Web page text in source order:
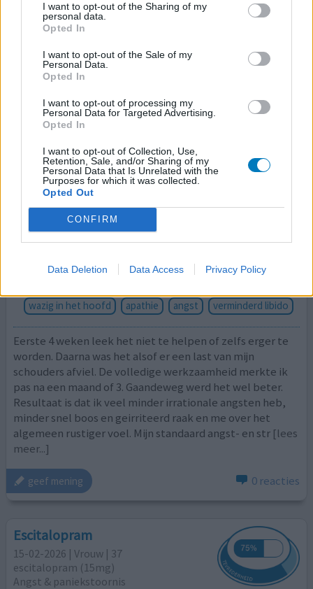
I want to opt-out of the Sharing of my
personal data.
Opted In
I want to opt-out of the Sale of my
Personal Data.
Opted In
I want to opt-out of processing my
Personal Data for Targeted Advertising.
Opted In
I want to opt-out of Collection, Use,
Retention, Sale, and/or Sharing of my
Personal Data that Is Unrelated with the
Purposes for which it was collected.
Opted Out
CONFIRM
Data Deletion Data Access Privacy Policy
was zo moe dat ik nauwelijks meer iets kon. Overgestapt
naar Citalopram. Dit was qua bijwerkingen nog erger.
angst- en paniekklachten zijn echt wel drastisch
afgenomen, maar de andere bijwerkingen hebben er wel
geef mening
Escitalopram
16-03-2026 | Man | 37
escitalopram (15mg)
Angst & paniekstoornis
Hoeveelheid bijwerkingen
wazig in het hoofd
apathie angst verminderd libido
Eerste 4 weken leek het niet te helpen of zelfs erger te
worden. Daarna was het alsof er een last van mijn
schouders afviel. De volledige werkzaamheid merkte ik
pas na een maand of 3. Gaandeweg werd het wel beter.
Resultaat is dat ik veel minder irrationale angsten heb,
minder snel boos en geirriteerd raak en me over het
algemeen rustiger voel. Mijn standaard angst- en str [lees
meer...]
geef mening 0 reacties
Escitalopram
15-02-2026 | Vrouw | 37
escitalopram (15mg)
Angst & paniekstoornis